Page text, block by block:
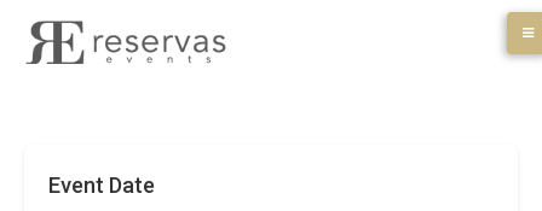
Event Date